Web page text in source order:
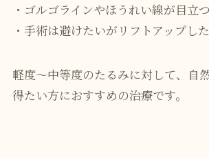
・ゴルゴラインやほうれい線が目立つ
・手術は避けたいがリフトアップし
軽度〜中等度のたるみに対して、自
得たい方におすすめの治療です。